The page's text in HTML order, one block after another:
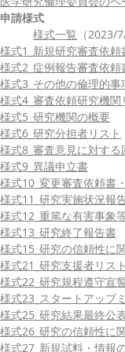
申請様式
様式一覧 （2023/
様式1_新規研究審査依
様式2_症例報告審査依頼
様式3_その他の倫理的
様式4_審査依頼研究機関
様式5_研究機関の概要
様式6_研究分担者リスト
様式8_審査意見に対する
様式9_異議申立書
様式10_変更審査依頼書
様式11_研究実施状況報
様式12_重篤な有害事象
様式13_研究終了報告書
様式15_研究の信頼性に
様式21_研究支援者リスト
様式22_研究規程遵守宣
様式23_スタートアップ
様式25_研究結果最終公
様式26_研究の信頼性に
様式27_新規試料・情報